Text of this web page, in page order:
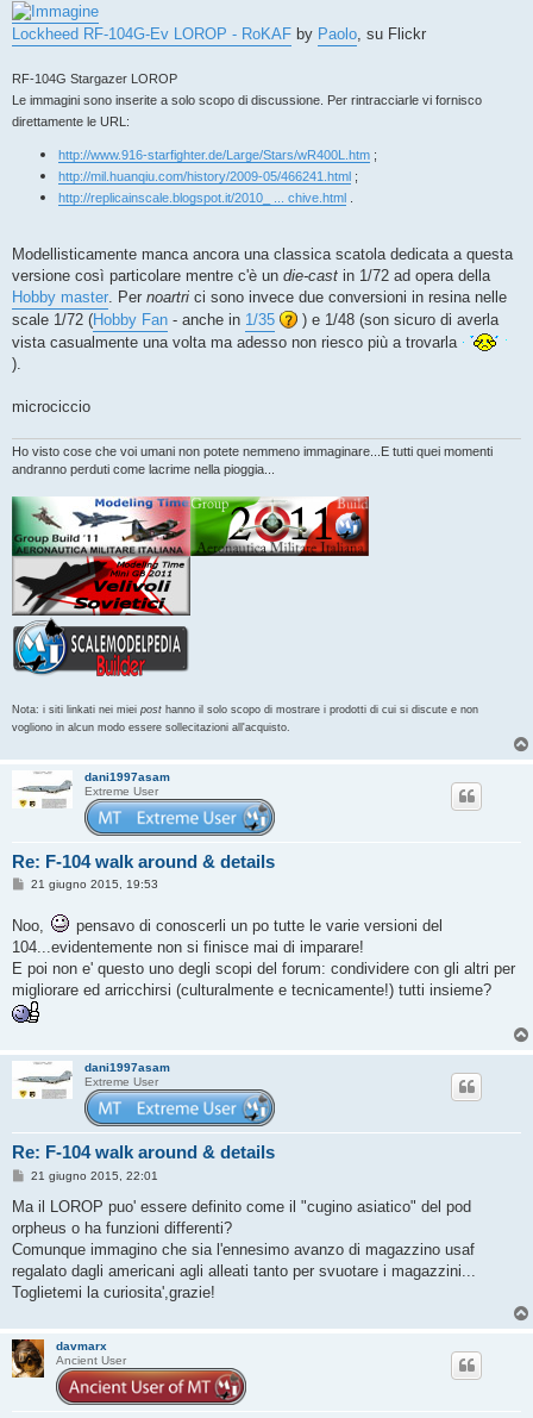
Lockheed RF-104G-Ev LOROP - RoKAF by Paolo , su Flickr
RF-104G Stargazer LOROP
Le immagini sono inserite a solo scopo di discussione. Per rintracciarle vi fornisco
direttamente le URL:
http://www.916-starfighter.de/Large/Stars/wR400L.htm ;
http://mil.huanqiu.com/history/2009-05/466241.html ;
http://replicainscale.blogspot.it/2010_ ... chive.html
Modellisticamente manca ancora una classica scatola dedicata a questa
versione così particolare mentre c'è un die-cast in 1/72 ad opera della
Hobby master . Per noartri ci sono invece due conversioni in resina nelle
scale 1/72 (Hobby Fan - anche in 1/35
) e 1/48 (son sicuro di averla
vista casualmente una volta ma adesso non riesco più a trovarla
).
microciccio
Ho visto cose che voi umani non potete nemmeno immaginare...E tutti quei momenti
andranno perduti come lacrime nella pioggia...
Nota: i siti linkati nei miei post hanno il solo scopo di mostrare i prodotti di cui si discute e non
vogliono in alcun modo essere sollecitazioni all'acquisto.
dani1997asam
Extreme User
Re: F-104 walk around & details
M
s
a
g
g
i
o
21 giugno 2015, 19:53
Noo,
pensavo di conoscerli un po tutte le varie versioni del
104...evidentemente non si finisce mai di imparare!
E poi non e' questo uno degli scopi del forum: condividere con gli altri per
migliorare ed arricchirsi (culturalmente e tecnicamente!) tutti insieme?
dani1997asam
Extreme User
Re: F-104 walk around & details
M
s
a
g
i
o
21 giugno 2015, 22:01
Ma il LOROP puo' essere definito come il "cugino asiatico" del pod
orpheus o ha funzioni differenti?
Comunque immagino che sia l'ennesimo avanzo di magazzino usaf
regalato dagli americani agli alleati tanto per svuotare i magazzini...
Toglietemi la curiosita',grazie!
davmarx
Ancient User